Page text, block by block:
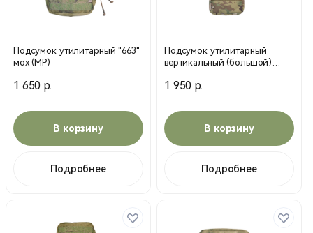
Подсумок утилитарный "663"
мох (MP)
1 650 р.
В корзину
Подробнее
Подсумок утилитарный
вертикальный (большой)
1 950 р.
В корзину
Подробнее